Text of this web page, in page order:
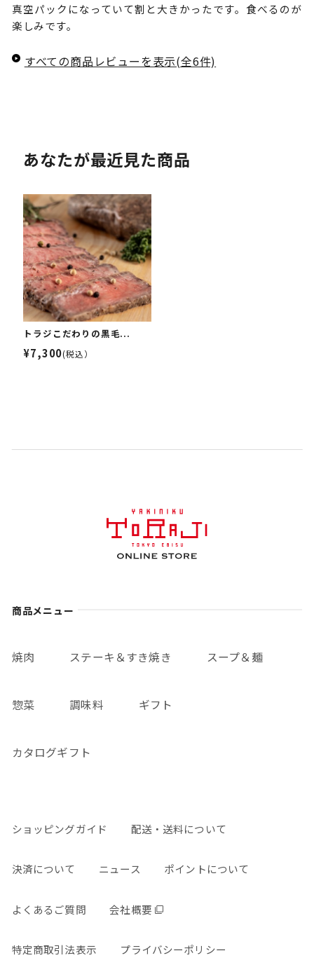
真空パックになっていて割と大きかったです。食べるのが
楽しみです。
すべての商品レビューを表示(全6件)
あなたが最近見た商品
トラジこだわりの黒毛...
¥7,300(税込）
商品メニュー
焼肉 ステーキ＆すき焼き スープ＆麺
惣菜 調味料 ギフト
カタログギフト
ショッピングガイド 配送・送料について
決済について ニュース ポイントについて
よくあるご質問 会社概要
特定商取引法表示 プライバシーポリシー